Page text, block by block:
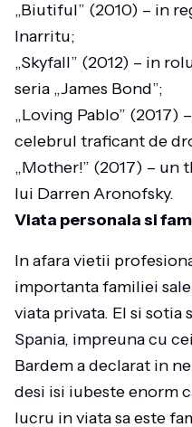
„Biutiful” (2010) – in
Inarritu;
„Skyfall” (2012) – in
seria „James Bond”;
„Loving Pablo” (2017)
celebrul traficant de
„Mother!” (2017) – un
lui Darren Aronofsky.
Viata personala si
In afara vietii
importanta familiei
viata privata. El si sotia
Spania, impreuna cu
Bardem a declarat in
desi isi iubeste enorm
lucru in viata sa este